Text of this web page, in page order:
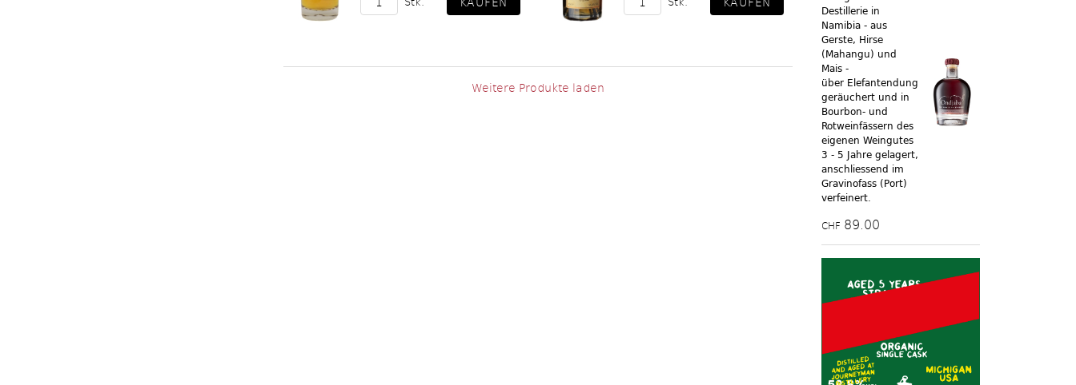
Weitere Produkte laden
Destillerie in
Namibia - aus
Gerste, Hirse
(Mahangu) und
Mais -
über Elefantendung
geräuchert und in
Bourbon- und
Rotweinfässern des
eigenen Weingutes
3 - 5 Jahre gelagert,
anschliessend im
Gravinofass (Port)
verfeinert.
CHF 89.00